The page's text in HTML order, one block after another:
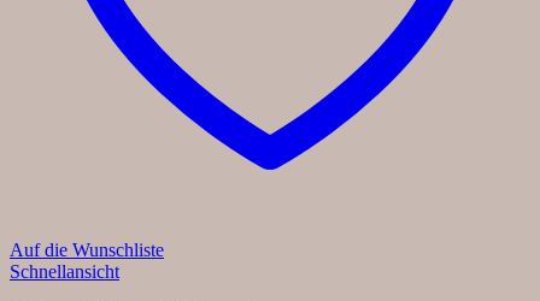
Auf die Wunschliste
Schnellansicht